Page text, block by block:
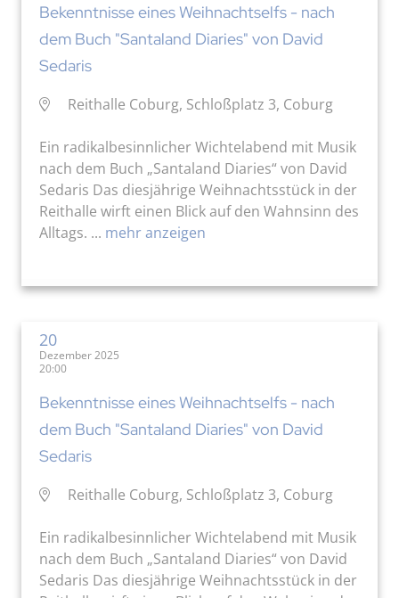
Bekenntnisse eines Weihnachtselfs - nach
dem Buch "Santaland Diaries" von David
Sedaris
Reithalle Coburg, Schloßplatz 3, Coburg
Ein radikalbesinnlicher Wichtelabend mit Musik
nach dem Buch „Santaland Diaries“ von David
Sedaris Das diesjährige Weihnachtsstück in der
Reithalle wirft einen Blick auf den Wahnsinn des
Alltags. ... mehr anzeigen
20
Dezember 2025
20:00
Bekenntnisse eines Weihnachtselfs - nach
dem Buch "Santaland Diaries" von David
Sedaris
Reithalle Coburg, Schloßplatz 3, Coburg
Ein radikalbesinnlicher Wichtelabend mit Musik
nach dem Buch „Santaland Diaries“ von David
Sedaris Das diesjährige Weihnachtsstück in der